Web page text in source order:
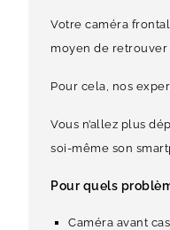
Votre caméra
moyen de retrouver
Pour cela, nos
Vous n’allez plus
soi-même son
Pour quels
Caméra avant